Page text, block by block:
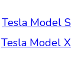
Tesla Model S
Tesla Model X